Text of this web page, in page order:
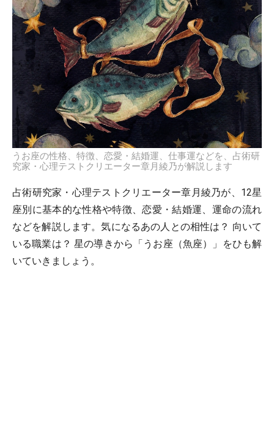
うお座の性格、特徴、恋愛・結婚運、仕事運などを、占術研
究家・心理テストクリエーター章月綾乃が解説します
占術研究家・心理テストクリエーター章月綾乃が、12星
座別に基本的な性格や特徴、恋愛・結婚運、運命の流れ
などを解説します。気になるあの人との相性は？ 向いて
いる職業は？ 星の導きから「うお座（魚座）」をひも解
いていきましょう。